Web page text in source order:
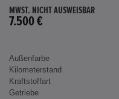
MWST. NICHT AUSWEISBAR
7.500 €
Außenfarbe
Kilometerstand
Kraftstoffart
Getriebe